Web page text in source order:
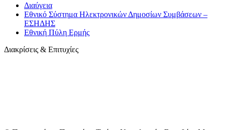
Διαύγεια
Εθνικό Σύστημα Ηλεκτρονικών Δημοσίων Συμβάσεων –
ΕΣΗΔΗΣ
Εθνική Πύλη Ερμής
Διακρίσεις & Επιτυχίες